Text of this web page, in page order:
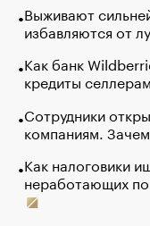
Выживают
избавляются от
Как банк
кредиты
Сотрудники
компаниям.
Как налоговики
неработающих